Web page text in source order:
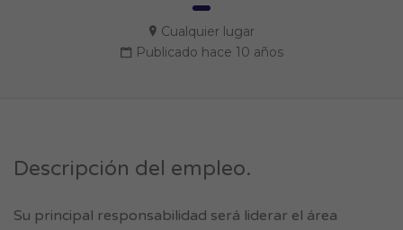
Cualquier lugar
Publicado hace 10 años
Descripción del empleo.
Su principal responsabilidad será liderar el área